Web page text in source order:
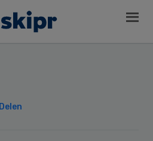
Delen